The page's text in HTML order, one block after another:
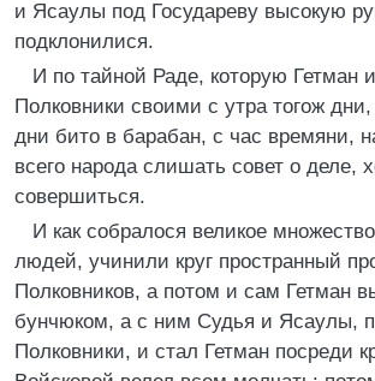
и Ясаулы под Государеву высокую
подклонилися.
И по тайной Раде, которую Гетман
Полковники своими с утра тогож
дни бито в барабан, с час времяни,
всего народа слишать совет о деле,
совершиться.
И как собралося великое
людей, учинили круг пространный
Полковников, а потом и сам Гетман
бунчюком, а с ним Судья и Ясаулы,
Полковники, и стал Гетман посреди